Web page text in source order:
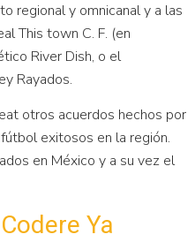
regional y omnicanal y a las
This town C. F. (en
River Dish, o el
Rayados.
otros acuerdos hechos por
exitosos en la región.
en México y a su vez el
Ya